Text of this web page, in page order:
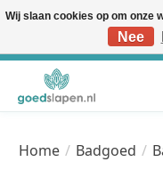
Vóór 12u besteld, volgende werkdag in
Home / Badgoed /
Wij slaan cookies op om onze
Nee